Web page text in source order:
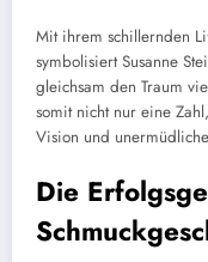
Mit ihrem schillernden
symbolisiert Susanne
gleichsam den Traum
somit nicht nur eine
Vision und
Die